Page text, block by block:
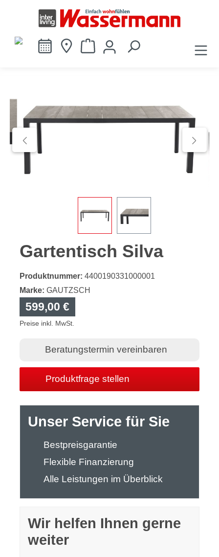
springen
Gartentisch Silva
Produktnummer: 4400190331000001
Marke: GAUTZSCH
599,00 €
Preise inkl. MwSt.
Beratungstermin vereinbaren
Produktfrage stellen
Unser Service für Sie
Bestpreisgarantie
Flexible Finanzierung
Alle Leistungen im Überblick
Wir helfen Ihnen gerne
weiter